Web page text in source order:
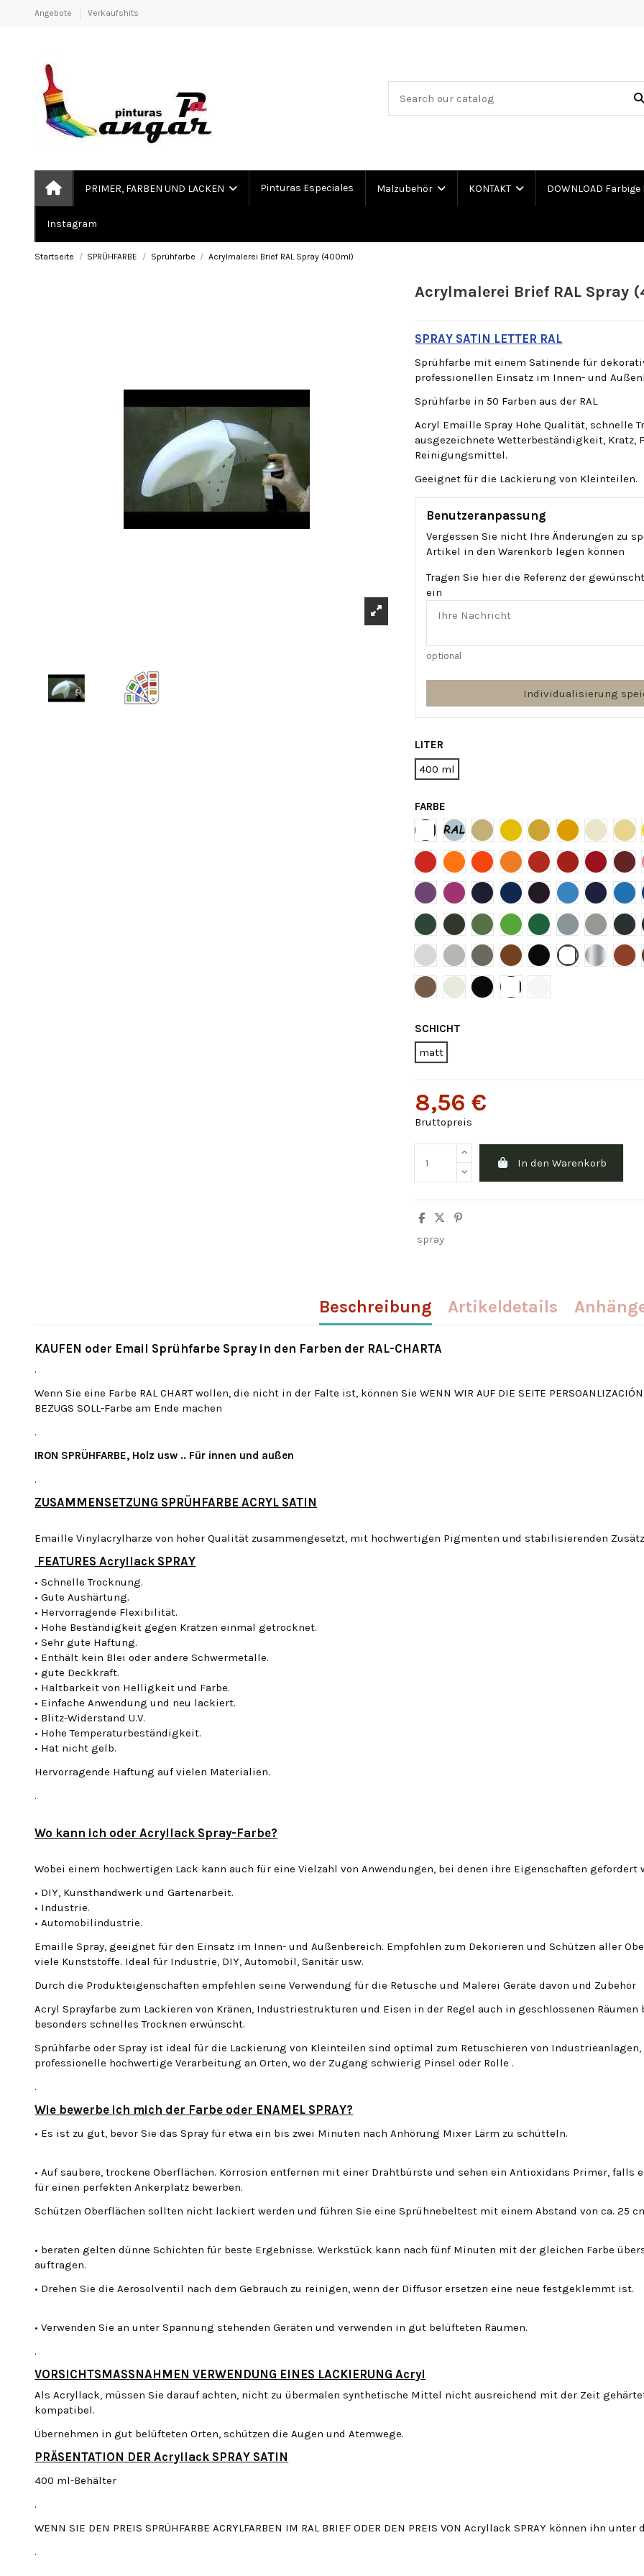
Angebote Verkaufshits
PRIMER, FARBEN UND LACKEN Pinturas Especiales Malzubehör KONTAKT DOWNLOAD
Instagram
Startseite SPRÜHFARBE Sprühfarbe Acrylmalerei Brief RAL Spray (400ml)
Acrylmalerei Brief RAL Spray
SPRAY SATIN LETTER RAL
Sprühfarbe mit einem Satinende für
professionellen Einsatz im Innen- und
Sprühfarbe in 50 Farben aus der RAL
Acryl Emaille Spray Hohe Qualität, schnelle
ausgezeichnete Wetterbeständigkeit, Kratz,
Reinigungsmittel.
Geeignet für die Lackierung von Kleinteilen.
Benutzeranpassung
Vergessen Sie nicht Ihre Änderungen zu
Artikel in den Warenkorb legen können
Tragen Sie hier die Referenz der
ein
optional
Individualisierung
LITER
400 ml
FARBE
WeißeCARTA RAL CLASSIC
RAL 1001RAL 1003RAL 1004RAL1007RAL 1013
RAL 2002RAL 2003RAL 2004RAL 2011RAL 3000RAL 3001RAL 3003
RAL 4005RAL 4006RAL 5003RAL 5010RAL 5011RAL 5012RAL 5013
RAL 6005RAL 6009RAL 6011RAL 6018RAL 6029RAL 7001RAL 7004
RAL 7035RAL 7038RAL 7039RAL 8003RAL 9005 NEGRO
RAL 9010RAL
Brown tan Ral 8025
RAL 9002 grau
RAL 9005 schwarz glänzend
RAL 9010 Gloss White
SCHICHT
matt
8,56 €
Bruttopreis
In den Warenkorb
spray
Beschreibung Artikeldetails
KAUFEN oder Email Sprühfarbe Spray in den Farben der RAL-CHARTA
.
Wenn Sie eine Farbe RAL CHART wollen, die nicht in der Falte ist, können Sie WENN WIR AUF DIE SEITE PERSOANLIZACIÓN
BEZUGS SOLL-Farbe am Ende machen
.
IRON SPRÜHFARBE, Holz usw .. Für innen und außen
.
ZUSAMMENSETZUNG SPRÜHFARBE ACRYL SATIN
Emaille Vinylacrylharze von hoher Qualität zusammengesetzt, mit hochwertigen Pigmenten und stabilisierenden
FEATURES Acryllack SPRAY
• Schnelle Trocknung.
• Gute Aushärtung.
• Hervorragende Flexibilität.
• Hohe Beständigkeit gegen Kratzen einmal getrocknet.
• Sehr gute Haftung.
• Enthält kein Blei oder andere Schwermetalle.
• gute Deckkraft.
• Haltbarkeit von Helligkeit und Farbe.
• Einfache Anwendung und neu lackiert.
• Blitz-Widerstand U.V.
• Hohe Temperaturbeständigkeit.
• Hat nicht gelb.
Hervorragende Haftung auf vielen Materialien.
.
Wo kann ich oder Acryllack Spray-Farbe?
Wobei einem hochwertigen Lack kann auch für eine Vielzahl von Anwendungen, bei denen ihre Eigenschaften gefordert
• DIY, Kunsthandwerk und Gartenarbeit.
• Industrie.
• Automobilindustrie.
Emaille Spray, geeignet für den Einsatz im Innen- und Außenbereich. Empfohlen zum Dekorieren und Schützen aller
viele Kunststoffe. Ideal für Industrie, DIY, Automobil, Sanitär usw.
Durch die Produkteigenschaften empfehlen seine Verwendung für die Retusche und Malerei Geräte davon und Zubehör
Acryl Sprayfarbe zum Lackieren von Kränen, Industriestrukturen und Eisen in der Regel auch in geschlossenen
besonders schnelles Trocknen erwünscht.
Sprühfarbe oder Spray ist ideal für die Lackierung von Kleinteilen sind optimal zum Retuschieren von
professionelle hochwertige Verarbeitung an Orten, wo der Zugang schwierig Pinsel oder Rolle .
.
Wie bewerbe ich mich der Farbe oder ENAMEL SPRAY?
• Es ist zu gut, bevor Sie das Spray für etwa ein bis zwei Minuten nach Anhörung Mixer Lärm zu schütteln.
• Auf saubere, trockene Oberflächen. Korrosion entfernen mit einer Drahtbürste und sehen ein Antioxidans Primer, falls
für einen perfekten Ankerplatz bewerben.
Schützen Oberflächen sollten nicht lackiert werden und führen Sie eine Sprühnebeltest mit einem Abstand von ca. 25
• beraten gelten dünne Schichten für beste Ergebnisse. Werkstück kann nach fünf Minuten mit der gleichen Farbe
auftragen.
• Drehen Sie die Aerosolventil nach dem Gebrauch zu reinigen, wenn der Diffusor ersetzen eine neue festgeklemmt ist.
• Verwenden Sie an unter Spannung stehenden Geräten und verwenden in gut belüfteten Räumen.
.
VORSICHTSMASSNAHMEN VERWENDUNG EINES LACKIERUNG Acryl
Als Acryllack, müssen Sie darauf achten, nicht zu übermalen synthetische Mittel nicht ausreichend mit der Zeit
kompatibel.
Übernehmen in gut belüfteten Orten, schützen die Augen und Atemwege.
PRÄSENTATION DER Acryllack SPRAY SATIN
400 ml-Behälter
.
WENN SIE DEN PREIS SPRÜHFARBE ACRYLFARBEN IM RAL BRIEF ODER DEN PREIS VON Acryllack SPRAY können ihn
.